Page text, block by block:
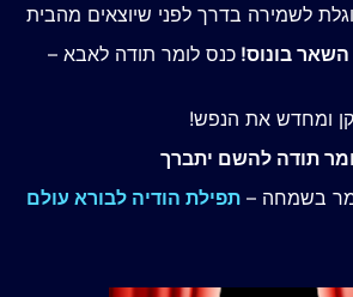
לשמירה בדרך לפני שיוצאים מהבית
בונוס! כנס לומר תודה לאבא –
ומחדש את הנפש!
תודה להשם יתברך
בשמחה – תפילת הודיה לבורא עולם